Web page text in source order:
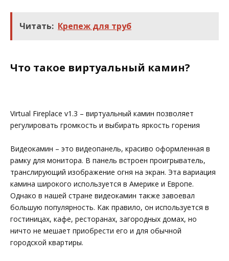
Читать: Крепеж для труб
Что такое виртуальный камин?
Virtual Fireplace v1.3 – виртуальный камин позволяет
регулировать громкость и выбирать яркость горения
Видеокамин – это видеопанель, красиво оформленная в
рамку для монитора. В панель встроен проигрыватель,
транслирующий изображение огня на экран. Эта вариация
камина широкого используется в Америке и Европе.
Однако в нашей стране видеокамин также завоевал
большую популярность. Как правило, он используется в
гостиницах, кафе, ресторанах, загородных домах, но
ничто не мешает приобрести его и для обычной
городской квартиры.